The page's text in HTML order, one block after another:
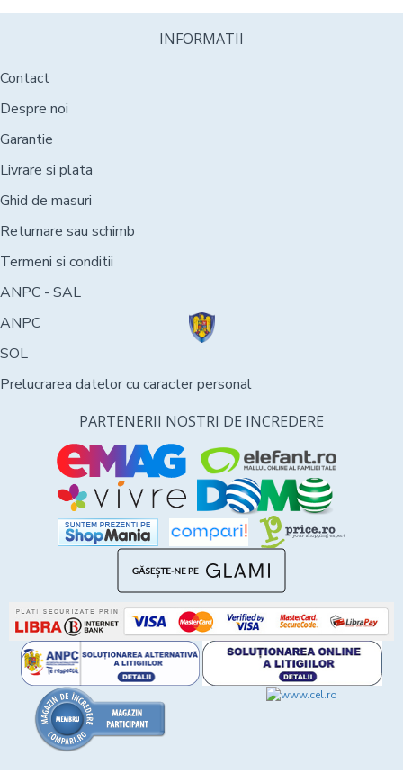
INFORMATII
Contact
Despre noi
Garantie
Livrare si plata
Ghid de masuri
Returnare sau schimb
Termeni si conditii
ANPC - SAL
ANPC
SOL
Prelucrarea datelor cu caracter personal
PARTENERII NOSTRI DE INCREDERE